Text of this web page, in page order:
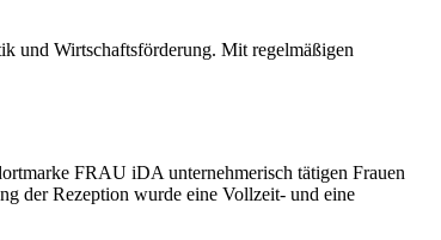
und Wirtschaftsförderung. Mit regelmäßigen
FRAU iDA unternehmerisch tätigen Frauen
der Rezeption wurde eine Vollzeit- und eine